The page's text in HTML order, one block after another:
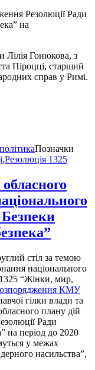
Резолюції Ради
на
Лілія Гонюкова, з
Піроцці, старший
справ у Римі.
Позначки
,Резолюція 1325
стіл за темою
національного
“Жінки, мир,
КМУ
гілки влади та
плану дій
Ради
на період до 2020
у межах
насильства”,